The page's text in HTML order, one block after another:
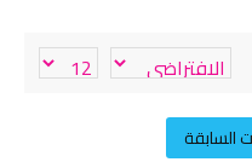
السابقة